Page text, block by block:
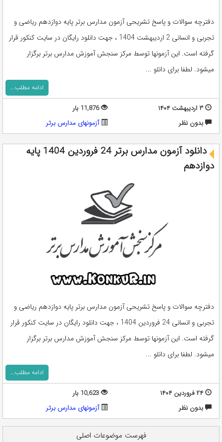
دفترچه سوالات و پاسخ تشریحی آزمون مدارس برتر پایه دوازدهم ریاضی و
تجربی و انسانی 2 اردیبهشت 1404 ، جهت دانلود رایگان در سایت کنکور قرار
گرفته است. این آزمونها توسط مرکز سنجش آموزش مدارس برتر برگزار
میشود. لطفا برای دانلو ...
ادامه مطلب...
۳ اردیبهشت ۱۴۰۴
11,876 بار
بدون نظر
آزمونهای مدارس برتر
دانلود آزمون مدارس برتر 24 فروردین 1404 پایه
دوازدهم
دفترچه سوالات و پاسخ تشریحی آزمون مدارس برتر پایه دوازدهم ریاضی و
تجربی و انسانی 24 فروردین 1404 ، جهت دانلود رایگان در سایت کنکور قرار
گرفته است. این آزمونها توسط مرکز سنجش آموزش مدارس برتر برگزار
میشود. لطفا برای دانلو ...
ادامه مطلب...
۲۴ فروردین ۱۴۰۴
10,623 بار
بدون نظر
آزمونهای مدارس برتر
فهرست موضوعات اصلی